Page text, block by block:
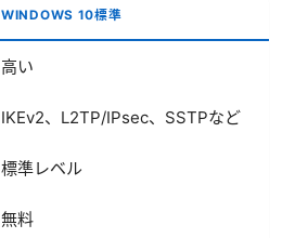
WINDOWS 10標準
高い
IKEv2、L2TP/IPsec、SSTPなど
標準レベル
無料